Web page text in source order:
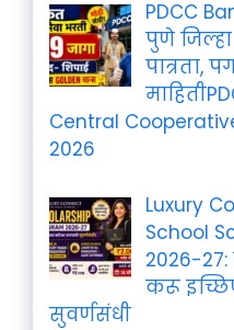
PDCC
पुणे
पात्रता,
Central
2026
Luxury
School
2026-27:
करू
सुवर्णसंधी